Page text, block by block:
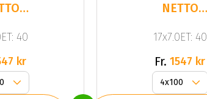
40
kr
NETTO
Anthracite
Dark
17x7.0ET: 40
Fr. 1547 kr